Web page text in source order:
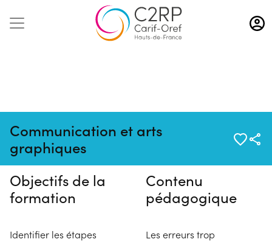
Aller
au
contenu
Communication et arts
graphiques
Pas de session programmée en
ce moment
Objectifs de la
formation
Identifier les étapes
Contenu
pédagogique
Les erreurs trop